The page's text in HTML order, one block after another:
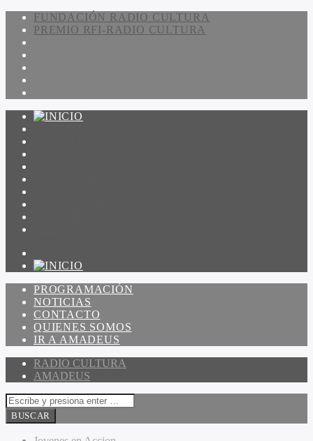
FUNDACIÓN RADIO CULTURA
PREMIO RFI-RADIO CULTURA
PROGRAMACIÓN
NOTICIAS
CONTACTO
QUIENES SOMOS
IR A AMADEUS
RADIO CULTURA
AMADEUS